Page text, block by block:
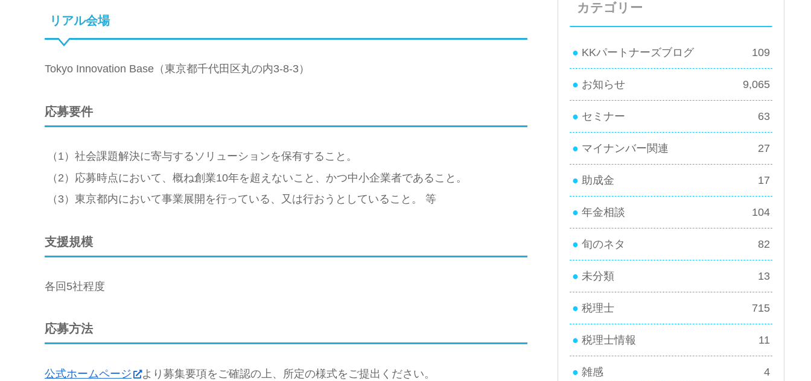
リアル会場
Tokyo Innovation Base（東京都千代田区丸の内3-8-3）
応募要件
（1）社会課題解決に寄与するソリューションを保有すること。
（2）応募時点において、概ね創業10年を超えないこと、かつ中小企業者であること。
（3）東京都内において事業展開を行っている、又は行おうとしていること。 等
支援規模
各回5社程度
応募方法
公式ホームページ より募集要項をご確認の上、所定の様式をご提出ください。
カテゴリー
KKパートナーズブログ 109
お知らせ 9,065
セミナー 63
マイナンバー関連 27
助成金 17
年金相談 104
旬のネタ 82
未分類 13
税理士 715
税理士情報 11
雑感 4